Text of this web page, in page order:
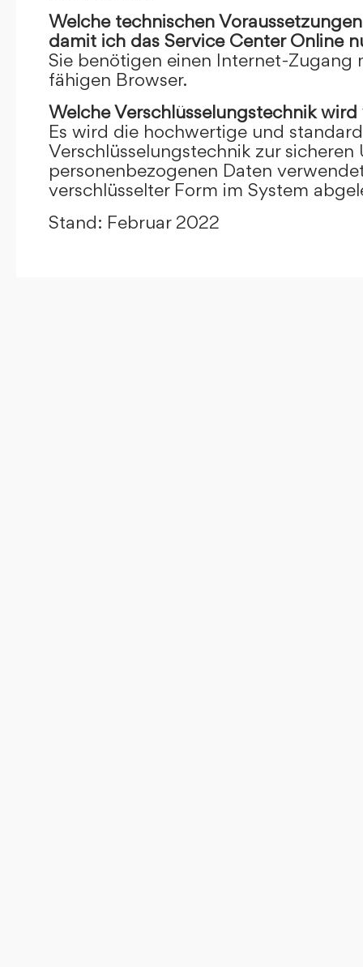
Welche technischen
damit ich das Service Center Online
Sie benötigen einen Internet-Zugang
fähigen Browser.
Welche Verschlüsselungstechnik
Es wird die hochwertige und
Verschlüsselungstechnik zur
personenbezogenen Daten
verschlüsselter Form im System
Stand: Februar 2022